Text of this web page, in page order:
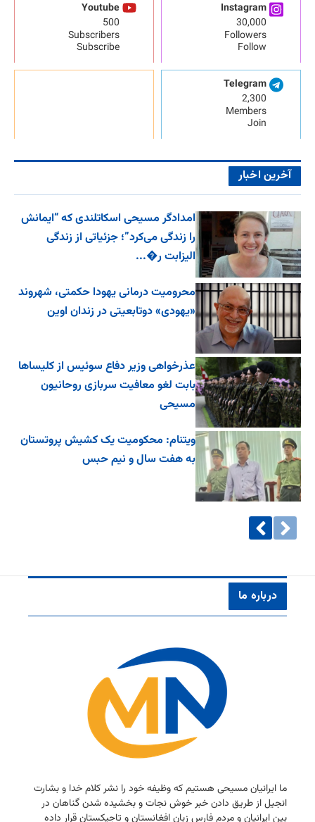
Instagram
30,000
Followers
Follow
Youtube
500
Subscribers
Subscribe
Telegram
2,300
Members
Join
آخرین اخبار
امدادگر مسیحی اسکاتلندی که “ایمانش
را زندگی می‌کرد”؛ جزئیاتی از زندگی
الیزابت ر�...
محرومیت درمانی یهودا حکمتی، شهروند
«یهودی» دوتابعیتی در زندان اوین
عذرخواهی وزیر دفاع سوئیس از کلیساها
بابت لغو معافیت سربازی روحانیون
مسیحی
ویتنام: محکومیت یک کشیش پروتستان
به هفت سال و نیم حبس
درباره ما
ما ایرانیان مسیحی هستیم كه وظیفه خود را نشر كلام خدا و بشارت
انجیل از طریق دادن خبر خوش نجات و بخشیده شدن گناهان در
بین ایرانیان و مردم فارس زبان افغانستان و تاجیكستان قرار داده